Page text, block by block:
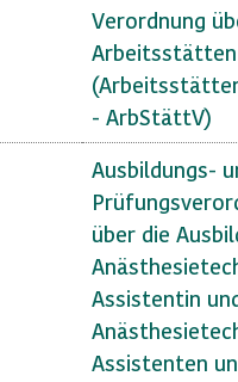
Verordnung
Arbeitsstätten
- ArbStättV)
Ausbildungs-
über die
Assistentin
Assistenten